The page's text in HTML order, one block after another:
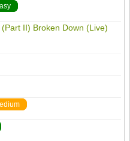
II) Broken Down (Live)